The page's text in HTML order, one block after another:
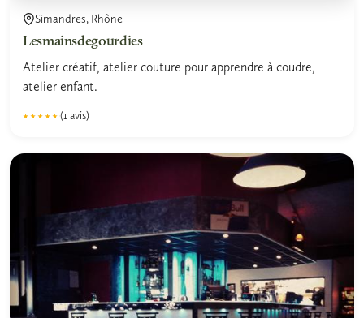
Simandres, Rhône
Lesmainsdegourdies
Atelier créatif, atelier couture pour apprendre à coudre,
atelier enfant.
★★★★★
★★★★★ (1 avis)